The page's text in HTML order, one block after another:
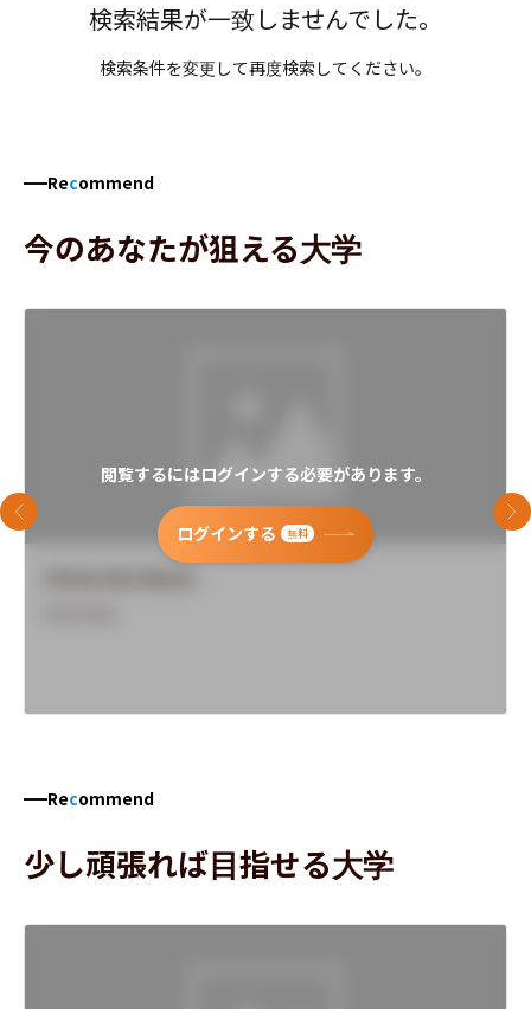
検索結果が一致しませんでした。
検索条件を変更して再度検索してください。
Recommend
今のあなたが狙える大学
閲覧するにはログインする必要があります。
ログインする 無料
前のスライド 次
Recommend
少し頑張れば目指せる大学